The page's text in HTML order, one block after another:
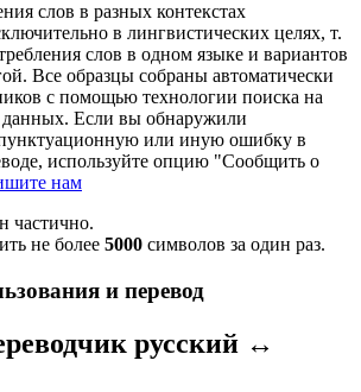
слов в разных контекстах
в лингвистических целях, т.
слов в одном языке и вариантов
Все образцы собраны автоматически
с помощью технологии поиска на
данных. Если вы обнаружили
или иную ошибку в
используйте опцию "Сообщить о
нам
частично.
не более 5000 символов за один раз.
и перевод
русский ↔